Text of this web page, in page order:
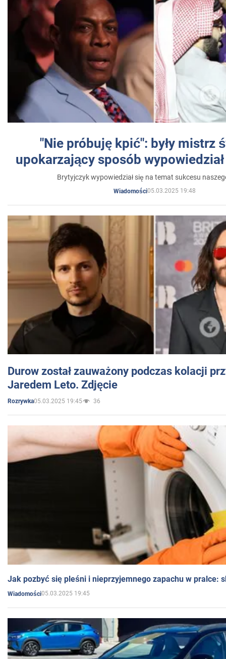
"Nie próbuję kpić": były mistrz
upokarzający sposób
Brytyjczyk wypowiedział się na temat sukcesu
Wiadomości05.03.2025 19:48
Durow został zauważony podczas kolacji
Jaredem Leto. Zdjęcie
Rozrywka05.03.2025 19:45 36
Jak pozbyć się pleśni i nieprzyjemnego zapachu w pralce:
Wiadomości05.03.2025 19:45